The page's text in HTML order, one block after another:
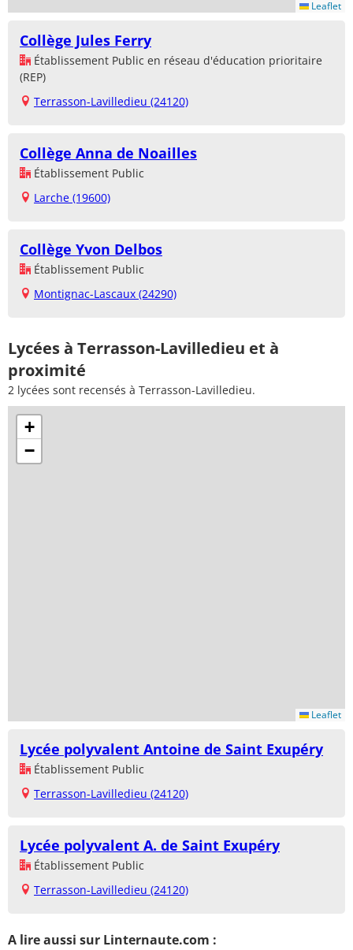
Leaflet
Collège Jules Ferry
Établissement Public en réseau d'éducation prioritaire
(REP)
Terrasson-Lavilledieu (24120)
Collège Anna de Noailles
Établissement Public
Larche (19600)
Collège Yvon Delbos
Établissement Public
Montignac-Lascaux (24290)
Lycées à Terrasson-Lavilledieu et à
proximité
2 lycées sont recensés à Terrasson-Lavilledieu.
+
−
Leaflet
Lycée polyvalent Antoine de Saint Exupéry
Établissement Public
Terrasson-Lavilledieu (24120)
Lycée polyvalent A. de Saint Exupéry
Établissement Public
Terrasson-Lavilledieu (24120)
A lire aussi sur Linternaute.com :